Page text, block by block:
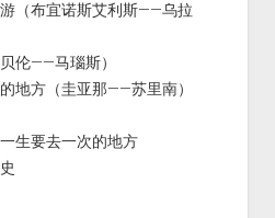
（布宜诺斯艾利斯——乌拉
伦——马瑙斯）
地方（圭亚那——苏里南）
生要去一次的地方